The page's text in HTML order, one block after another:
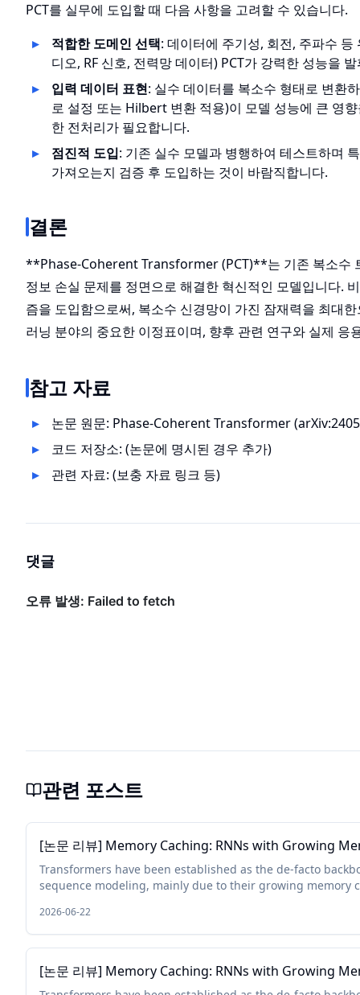
PCT를 실무에 도입할 때 다음 사항을 고려할 수 있습니다.
적합한 도메인 선택: 데이터에 주기성, 회전, 주파수
디오, RF 신호, 전력망 데이터) PCT가 강력한 성능을
입력 데이터 표현: 실수 데이터를 복소수 형태로 변환
로 설정 또는 Hilbert 변환 적용)이 모델 성능에 큰 영
한 전처리가 필요합니다.
점진적 도입: 기존 실수 모델과 병행하여 테스트하며
가져오는지 검증 후 도입하는 것이 바람직합니다.
결론
**Phase-Coherent Transformer (PCT)**는 기존 복소수
정보 손실 문제를 정면으로 해결한 혁신적인 모델입니다.
즘을 도입함으로써, 복소수 신경망이 가진 잠재력을 최대
러닝 분야의 중요한 이정표이며, 향후 관련 연구와 실제 응
참고 자료
논문 원문: Phase-Coherent Transformer
코드 저장소: (논문에 명시된 경우 추가)
관련 자료: (보충 자료 링크 등)
댓글
관련 포스트
[논문 리뷰] Memory Caching: RNNs with Growing
Transformers have been established as the de-facto
sequence modeling, mainly due to their growing memory
2026-06-22
[논문 리뷰] Memory Caching: RNNs with Growing